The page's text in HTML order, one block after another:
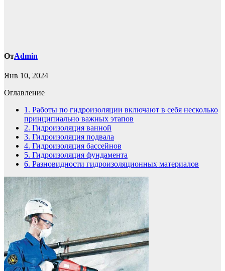
ОтAdmin
Янв 10, 2024
Оглавление
1. Работы по гидроизоляции включают в себя несколько
принципиально важных этапов
2. Гидроизоляция ванной
3. Гидроизоляция подвала
4. Гидроизоляция бассейнов
5. Гидроизоляция фундамента
6. Разновидности гидроизоляционных материалов